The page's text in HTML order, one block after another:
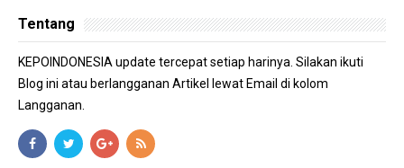
Tentang
KEPOINDONESIA update tercepat setiap harinya. Silakan ikuti
Blog ini atau berlangganan Artikel lewat Email di kolom
Langganan.